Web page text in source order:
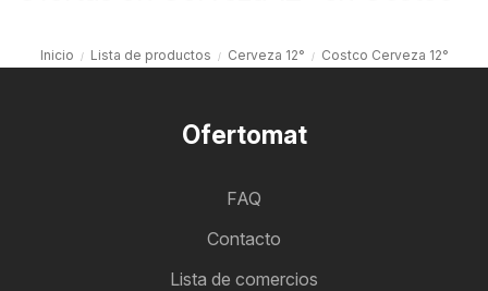
Inicio Lista de productos Cerveza 12° Costco Cerveza 12°
Ofertomat
FAQ
Contacto
Lista de comercios